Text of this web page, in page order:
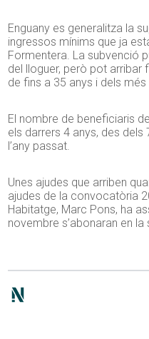
Enguany es generalitza la
ingressos mínims que ja
Formentera. La subvenció
del lloguer, però pot arribar
de fins a 35 anys i dels
El nombre de beneficiaris
els darrers 4 anys, des
l’any passat.
Unes ajudes que arriben
ajudes de la convocatòria
Habitatge, Marc Pons, ha
novembre s’abonaran en